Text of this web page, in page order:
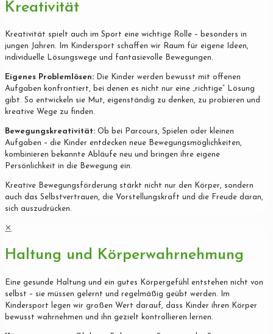
Kreativität
Kreativität spielt auch im Sport eine wichtige Rolle – besonders in
jungen Jahren. Im Kindersport schaffen wir Raum für eigene Ideen,
individuelle Lösungswege und fantasievolle Bewegungen.
Eigenes Problemlösen: Die Kinder werden bewusst mit offenen
Aufgaben konfrontiert, bei denen es nicht nur eine „richtige“ Lösung
gibt. So entwickeln sie Mut, eigenständig zu denken, zu probieren und
kreative Wege zu finden.
Bewegungskreativität: Ob bei Parcours, Spielen oder kleinen
Aufgaben – die Kinder entdecken neue Bewegungsmöglichkeiten,
kombinieren bekannte Abläufe neu und bringen ihre eigene
Persönlichkeit in die Bewegung ein.
Kreative Bewegungsförderung stärkt nicht nur den Körper, sondern
auch das Selbstvertrauen, die Vorstellungskraft und die Freude daran,
sich auszudrücken.
✕
Haltung und Körperwahrnehmung
Eine gesunde Haltung und ein gutes Körpergefühl entstehen nicht von
selbst – sie müssen gelernt und regelmäßig geübt werden. Im
Kindersport legen wir großen Wert darauf, dass Kinder ihren Körper
bewusst wahrnehmen und ihn gezielt kontrollieren lernen.